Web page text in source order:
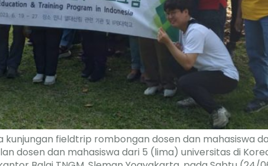
kunjungan fieldtrip rombongan dosen dan mahasiswa
dosen dan mahasiswa dari 5 (lima) universitas di